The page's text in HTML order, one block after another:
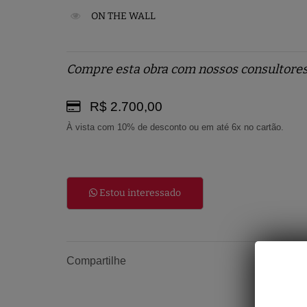
ON THE WALL
Compre esta obra com nossos
R$ 2.700,00
À vista com 10% de desconto ou em até 6x no cartão.
Estou interessado
Compartilhe